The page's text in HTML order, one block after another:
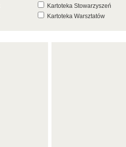
Kartoteka Stowarzyszeń
Kartoteka Warsztatów